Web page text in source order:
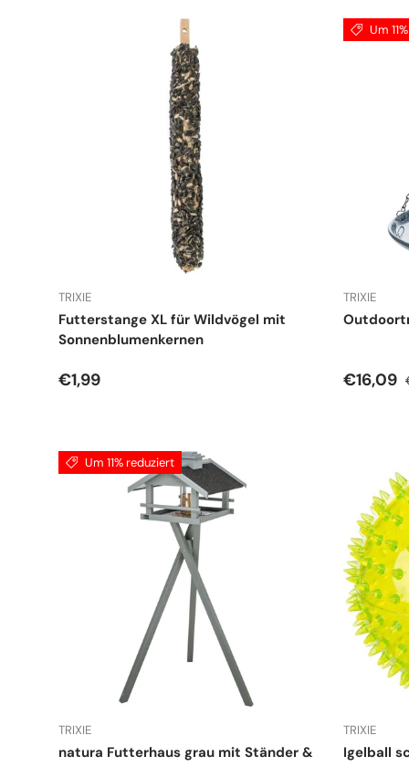
TRIXIE
Futterstange XL für Wildvögel mit
Sonnenblumenkernen
Normaler Preis
€1,99
Um
TRIXIE
€16,09
Um 11% reduziert
TRIXIE
natura Futterhaus grau mit Ständer &
TRIXIE
Igelball